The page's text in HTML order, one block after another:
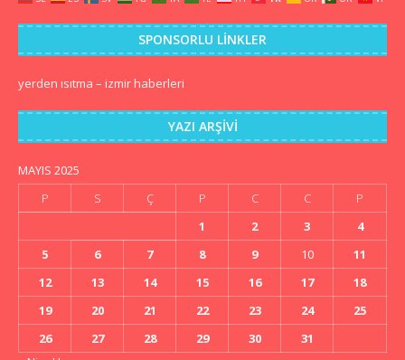
SPONSORLU LINKLER
yerden ısıtma – izmir haberleri
YAZI ARŞIVI
MAYIS 2025
P
S Ç P C C
P
1
2 3
4
5
6 7 8 9 10
11
12
13 14 15 16 17
18
19
20 21 22 23 24
25
26
27 28 29 30
31